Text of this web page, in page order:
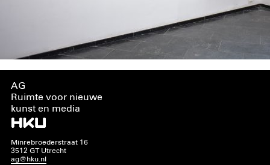
AG
Ruimte voor nieuwe
kunst en media
Minrebroederstraat 16
3512 GT Utrecht
ag@hku.nl